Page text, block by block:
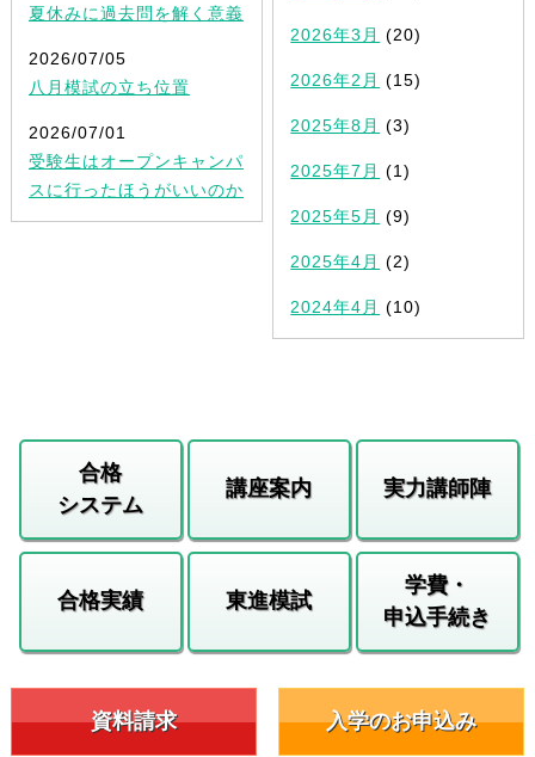
夏休みに過去問を解く意義
2026/07/05
八月模試の立ち位置
2026/07/01
受験生はオープンキャンパ
スに行ったほうがいいのか
2026年3月 (20)
2026年2月 (15)
2025年8月 (3)
2025年7月 (1)
2025年5月 (9)
2025年4月 (2)
2024年4月 (10)
合格
システム
講座案内 実力講師陣
合格実績 東進模試
学費・
申込手続き
資料請求 入学のお申込み